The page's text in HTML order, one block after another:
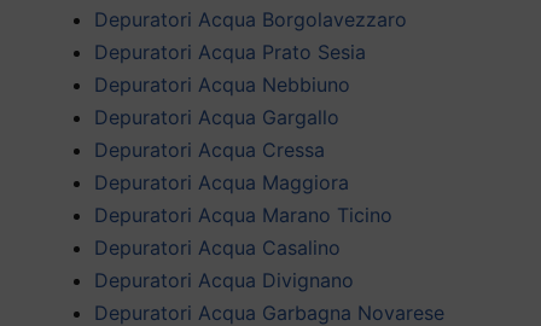
Depuratori Acqua Borgolavezzaro
Depuratori Acqua Prato Sesia
Depuratori Acqua Nebbiuno
Depuratori Acqua Gargallo
Depuratori Acqua Cressa
Depuratori Acqua Maggiora
Depuratori Acqua Marano Ticino
Depuratori Acqua Casalino
Depuratori Acqua Divignano
Depuratori Acqua Garbagna Novarese